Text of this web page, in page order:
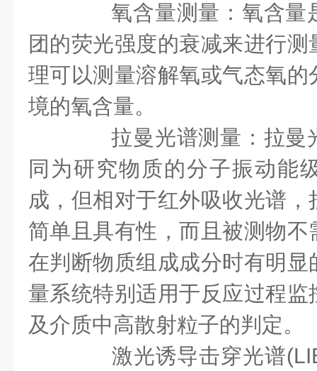
氧含量测量：氧含量
团的荧光强度的衰减来进行
理可以测量溶解氧或气态氧
境的氧含量。
拉曼光谱测量：拉曼
同为研究物质的分子振动能
成，但相对于红外吸收光谱
简单且具有性，而且被测物
在判断物质组成成分时有明
量系统特别适用于反应过程
及介质中高散射粒子的判定。
激光诱导击穿光谱